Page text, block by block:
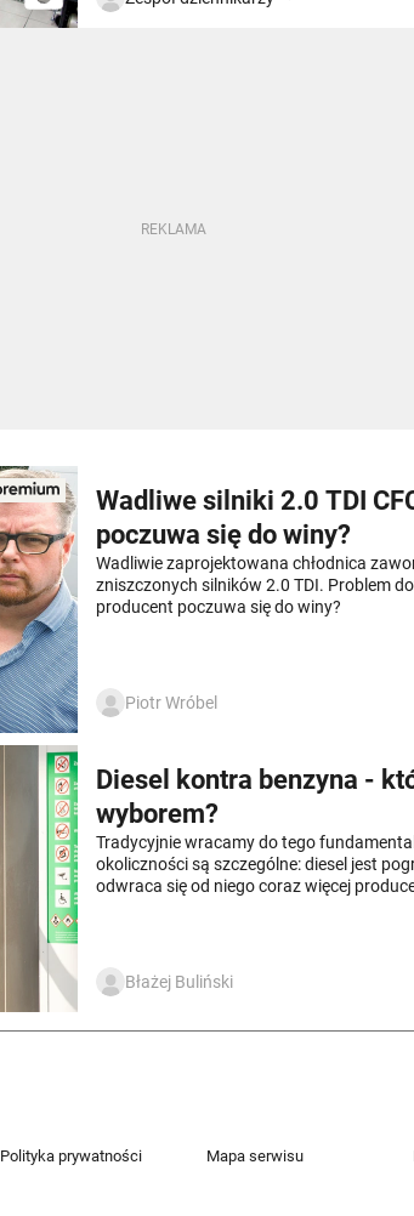
Wadliwe silniki 2.0 TDI
poczuwa się do winy?
Wadliwie zaprojektowana chłodnica
zniszczonych silników 2.0 TDI. Problem
producent poczuwa się do winy?
Piotr Wróbel
Diesel kontra benzyna -
wyborem?
Tradycyjnie wracamy do tego
okoliczności są szczególne: diesel jest
odwraca się od niego coraz więcej
Błażej Buliński
Polityka prywatności Mapa serwisu